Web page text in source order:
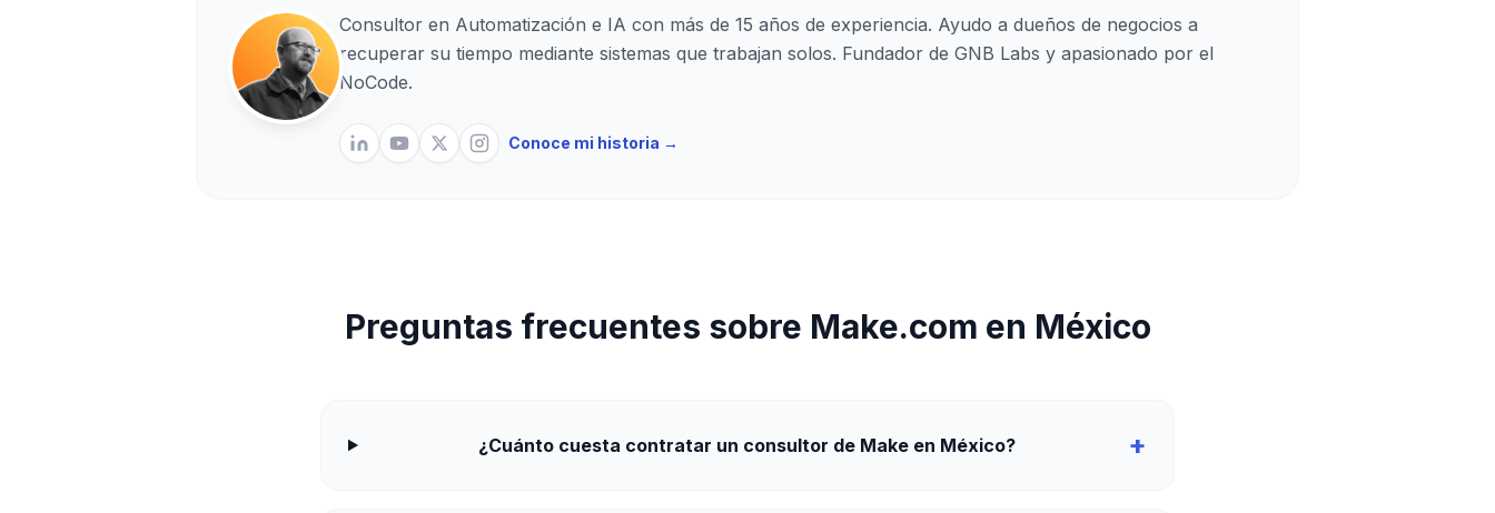
Consultor en Automatización e IA con más de 15 años de experiencia. Ayudo a dueños de negocios a
recuperar su tiempo mediante sistemas que trabajan solos. Fundador de GNB Labs y apasionado por el
NoCode.
Conoce mi historia →
Preguntas frecuentes sobre Make.com en México
¿Cuánto cuesta contratar un consultor de Make en México? +